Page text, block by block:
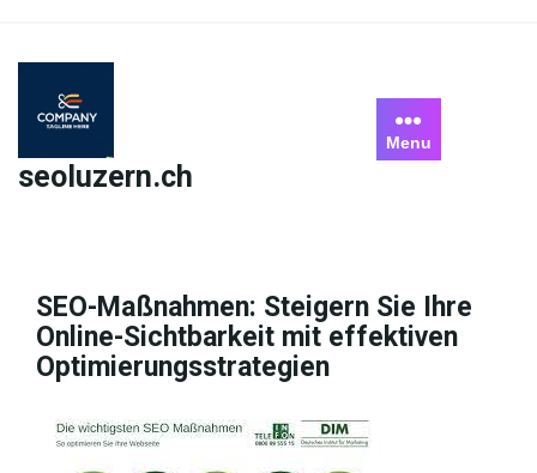
content
seoluzern.ch
Menu
SEO-Maßnahmen: Steigern Sie Ihre
Online-Sichtbarkeit mit effektiven
Optimierungsstrategien